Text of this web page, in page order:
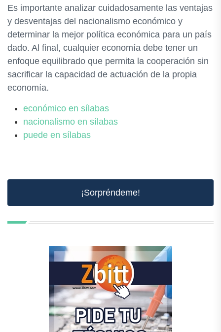
Es importante analizar cuidadosamente las ventajas
y desventajas del nacionalismo económico y
determinar la mejor política económica para un país
dado. Al final, cualquier economía debe tener un
enfoque equilibrado que permita la cooperación sin
sacrificar la capacidad de actuación de la propia
economía.
económico en sílabas
nacionalismo en sílabas
puede en sílabas
¡Sorpréndeme!